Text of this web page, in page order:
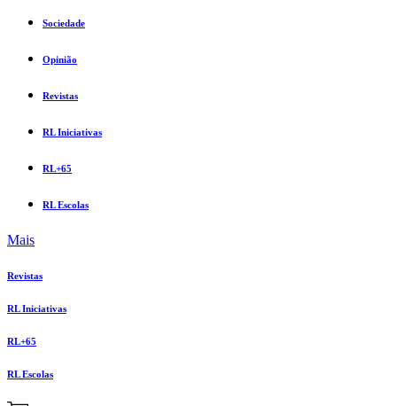
Sociedade
Opinião
Revistas
RL Iniciativas
RL+65
RL Escolas
Mais
Revistas
RL Iniciativas
RL+65
RL Escolas